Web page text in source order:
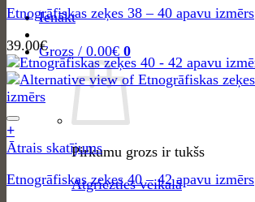
Ienākt
Grozs / 0.00€ 0
Pirkumu grozs ir tukšs
Atgriezties veikalā
Etnogrāfiskas zeķes 38 – 40 apavu izmērs
39.00€
+
Ātrais skatījums
Etnogrāfiskas zeķes 40 – 42 apavu izmērs